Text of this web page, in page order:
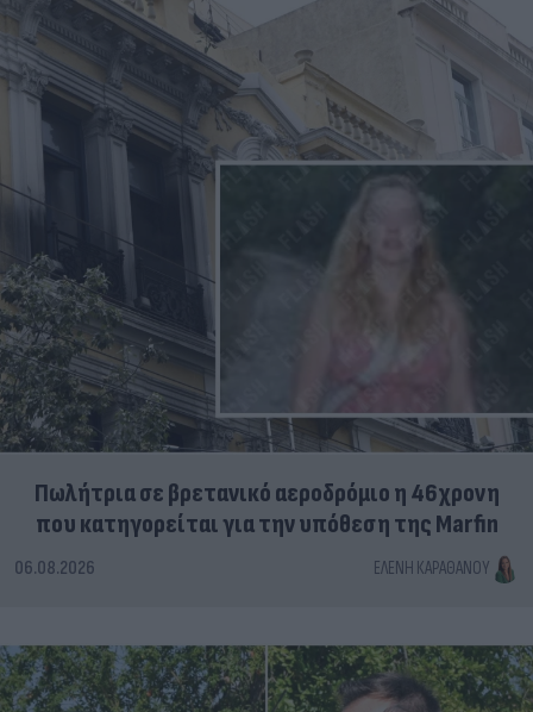
Πωλήτρια σε βρετανικό αεροδρόμιο η 46χρονη
που κατηγορείται για την υπόθεση της Marfin
06.08.2026 ΕΛΈΝΗ ΚΑΡΑΘΆΝΟΥ